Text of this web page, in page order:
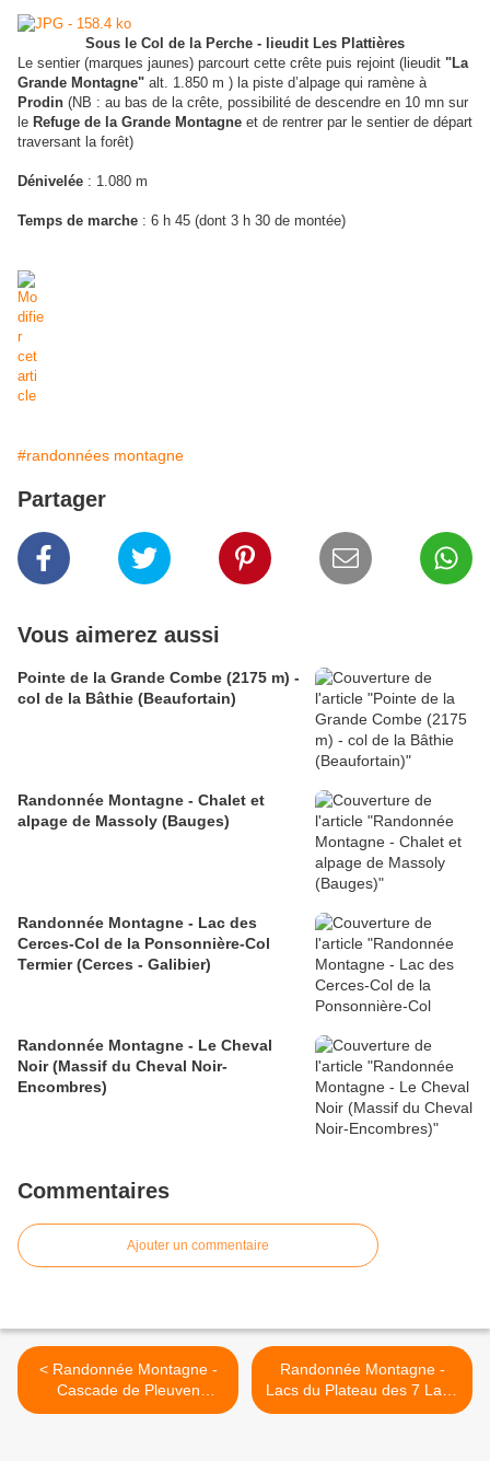
Sous le Col de la Perche - lieudit Les Plattières
Le sentier (marques jaunes) parcourt cette crête puis rejoint (lieudit "La
Grande Montagne" alt. 1.850 m ) la piste d’alpage qui ramène à
Prodin (NB : au bas de la crête, possibilité de descendre en 10 mn sur
le Refuge de la Grande Montagne et de rentrer par le sentier de départ
traversant la forêt)
Dénivelée : 1.080 m
Temps de marche : 6 h 45 (dont 3 h 30 de montée)
#randonnées montagne
Partager
Vous aimerez aussi
Pointe de la Grande Combe (2175 m) -
col de la Bâthie (Beaufortain)
Randonnée Montagne - Chalet et
alpage de Massoly (Bauges)
Randonnée Montagne - Lac des
Cerces-Col de la Ponsonnière-Col
Termier (Cerces - Galibier)
Randonnée Montagne - Le Cheval
Noir (Massif du Cheval Noir-
Encombres)
Commentaires
Ajouter un commentaire
< Randonnée Montagne -
Cascade de Pleuven
(Bauges)
Randonnée Montagne -
Lacs du Plateau des 7 Laux
(Belledonne) >